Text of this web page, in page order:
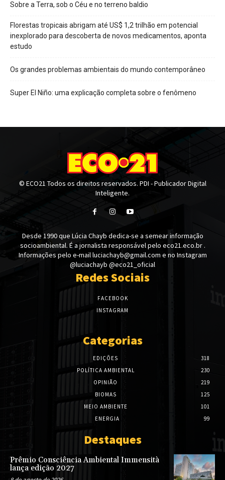
Sobre a Terra, sob o Céu e no terreno baldio
Florestas tropicais abrigam até US$ 1,2 trilhão em potencial
inexplorado para descoberta de novos medicamentos, aponta
estudo
Os grandes problemas ambientais do mundo contemporâneo
Super El Niño: uma explicação completa sobre o fenômeno
© ECO21 Todos os direitos reservados. PDI - Publicador Digital
Inteligente.
Desde 1990 que Lúcia Chayb dedica-se a semear informação
socioambiental. É a jornalista responsável pelo eco21.eco.br .
Informações pelo e-mail luciachayb@gmail.com e no Instagram
@luciachayb @eco21_oficial
Redes Sociais
FACEBOOK
INSTAGRAM
Categorias
EDIÇÕES
318
POLÍTICA AMBIENTAL
230
OPINIÃO
219
BIOMAS
125
MEIO AMBIENTE
101
ENERGIA
99
Destaques
Prêmio Consciência Ambiental Immensità
lança edição 2027